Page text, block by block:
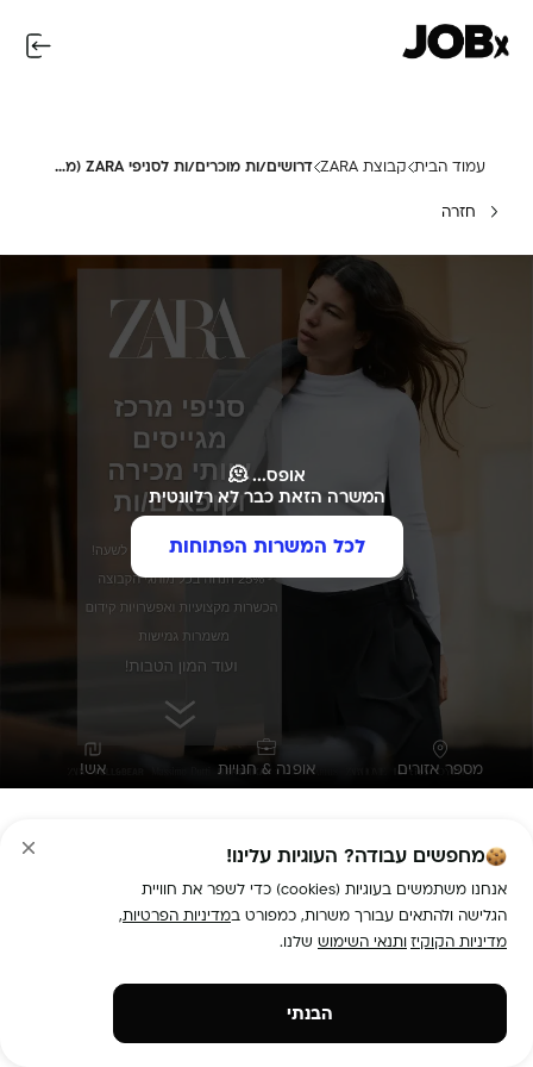
מחפשים עבודה? העוגיות עלינו!
אנחנו משתמשים בעוגיות (cookies) כדי לשפר את חוויית
הגלישה ולהתאים עבורך משרות, כמפורט במדיניות הפרטיות,
מדיניות הקוקיזותנאי השימוש שלנו.
הבנתי
עמוד הבית קבוצת ZARA דרושים/ות מוכרים/ות לסניפי ZARA (מרכז)
חזרה
אופס... 🫠
המשרה הזאת כבר לא רלוונטית
לכל המשרות הפתוחות
מספר אזורים אופנה & חנויות אש!
תיאור המשרה:חולמים/ות להתחיל קריירה בתחום האופנה?
עובדי הקבוצה נהנים מהכשרות מעשירות, בונוסים גבוהים